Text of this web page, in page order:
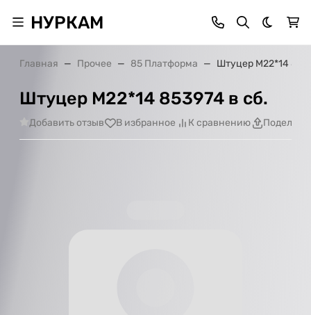
НУРКАМ Темная
Главная Прочее 85 Платформа Штуцер М22*14
Штуцер М22*14 853974 в сб.
Добавить отзыв В избранное К сравнению